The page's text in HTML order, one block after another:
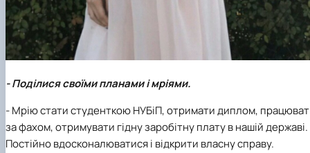
- Поділися своїми планами і мріями.
- Мрію стати студенткою НУБіП, отримати диплом,
за фахом, отримувати гідну заробітну плату в нашій державі.
Постійно вдосконалюватися і відкрити власну справу.